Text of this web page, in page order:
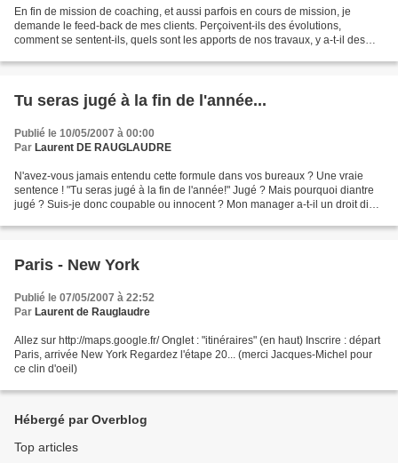
En fin de mission de coaching, et aussi parfois en cours de mission, je
demande le feed-back de mes clients. Perçoivent-ils des évolutions,
comment se sentent-ils, quels sont les apports de nos travaux, y a-t-il des
Tu seras jugé à la fin de l'année...
Publié le 10/05/2007 à 00:00
Par Laurent DE RAUGLAUDRE
N'avez-vous jamais entendu cette formule dans vos bureaux ? Une vraie
sentence ! "Tu seras jugé à la fin de l'année!" Jugé ? Mais pourquoi diantre
jugé ? Suis-je donc coupable ou innocent ? Mon manager a-t-il un droit divin
Paris - New York
Publié le 07/05/2007 à 22:52
Par Laurent de Rauglaudre
Allez sur http://maps.google.fr/ Onglet : "itinéraires" (en haut) Inscrire : départ
Paris, arrivée New York Regardez l'étape 20... (merci Jacques-Michel pour
ce clin d'oeil)
Hébergé par Overblog
Top articles